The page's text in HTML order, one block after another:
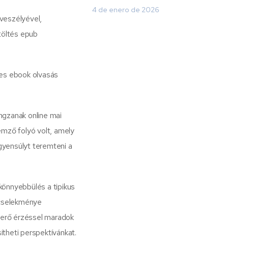
epub
ebook olvasás
online mai
folyó volt, amely
teremteni a
a tipikus
érzéssel maradok
perspektívánkat.
4 de enero de 2026